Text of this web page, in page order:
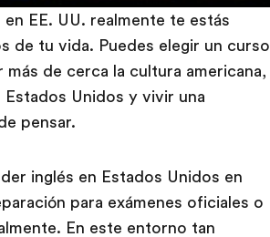
EE. UU. realmente te estás
de tu vida. Puedes elegir un curso
de cerca la cultura americana,
Unidos y vivir una
pensar.
inglés en Estados Unidos en
para exámenes oficiales o
En este entorno tan